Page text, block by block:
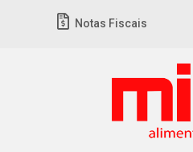
Notas Fiscais